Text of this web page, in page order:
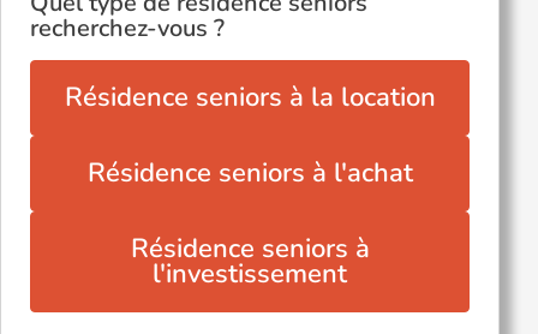
recherchez-vous ?
Résidence seniors à la location
Résidence seniors à l'achat
Résidence seniors à
l'investissement